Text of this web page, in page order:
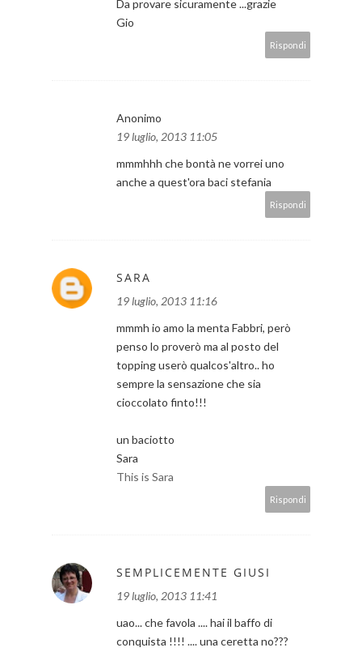
Da provare sicuramente ...grazie
Gio
Rispondi
Anonimo
19 luglio, 2013 11:05
mmmhhh che bontà ne vorrei uno
anche a quest'ora baci stefania
Rispondi
SARA
19 luglio, 2013 11:16
mmmh io amo la menta Fabbri, però
penso lo proverò ma al posto del
topping userò qualcos'altro.. ho
sempre la sensazione che sia
cioccolato finto!!!
un baciotto
Sara
This is Sara
Rispondi
SEMPLICEMENTE GIUSI
19 luglio, 2013 11:41
uao... che favola .... hai il baffo di
conquista !!!! .... una ceretta no???